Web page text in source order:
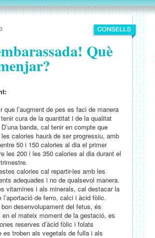
Què
que l’augment de pes es faci de manera
cura de la quantitat i de la qualitat
banda, cal tenir en compte que
les calories haurà de ser progressiu, amb
50 i 150 calories al dia el primer
les 200 i les 350 calories al dia durant el
calories cal repartir-les amb les
adequades i no de qualsevol manera.
vitamines i als minerals, cal destacar la
l’aportació de ferro, calci i àcid fòlic.
desenvolupament del fetus, és
en el mateix moment de la gestació, es
reserves d’àcid fòlic i folats
es troben als vegetals de fulla i als